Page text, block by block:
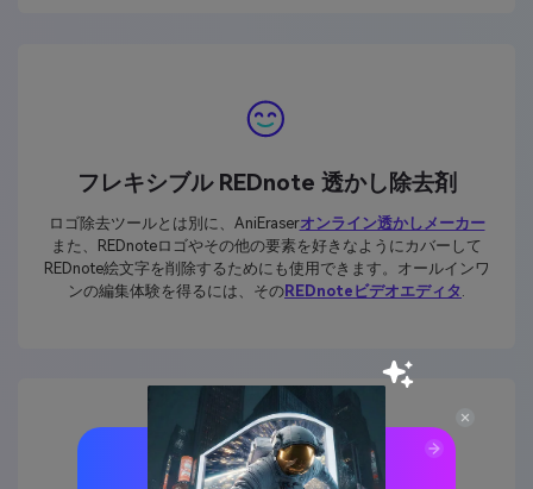
フレキシブル REDnote 透かし除去剤
ロゴ除去ツールとは別に、AniEraserオンライン透かしメーカー
また、REDnoteロゴやその他の要素を好きなようにカバーして
REDnote絵文字を削除するためにも使用できます。オールインワ
ンの編集体験を得るには、その REDnoteビデオエディタ .